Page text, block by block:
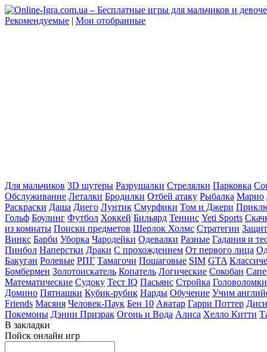
Рекомендуемые | Мои отобранные
Для мальчиков 3D шутеры Разрушалки Стрелялки Парковка
Обслуживание Леталки Бродилки Отбей атаку Рыбалка Марио
Раскраски Даша Диего Лунтик Смурфики Том и Джери
Гольф Боулинг Футбол Хоккей Бильярд Теннис Yeti Sports
из комнаты Поиски предметов Шерлок Холмс Стратегии
Винкс Барби Уборка Чародейки Одевалки Разные Гадания и
Пинбол Наперстки Драки С прохождением От первого лица
Бакуган Ролевые РПГ Тамагочи Пошаговые SIM GTA
Бомбермен Золотоискатель Копатель Логические Сокобан
Математические Судоку Тест IQ Пасьянс Стройка Головоломки
Домино Пятнашки Кубик-рубик Нарды Обучение Учим
Friends Масяня Человек-Паук Бен 10 Аватар Гарри Поттер
Покемоны Дэнни Призрак Огонь и Вода Алиса Хелло Китти
В закладки
Пойск онлайн игр